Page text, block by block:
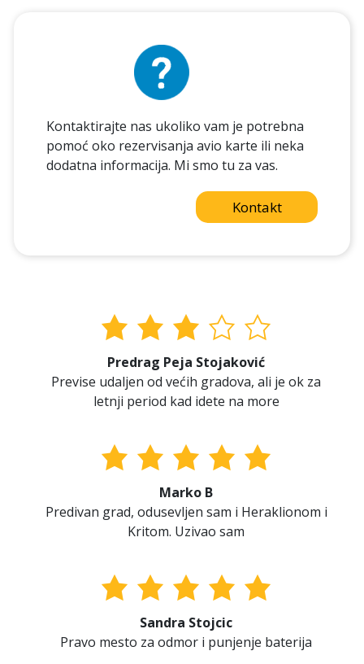
Kontaktirajte nas ukoliko vam je potrebna
pomoć oko rezervisanja avio karte ili neka
dodatna informacija. Mi smo tu za vas.
Kontakt
Predrag Peja Stojaković
Previse udaljen od većih gradova, ali je ok za
letnji period kad idete na more
Marko B
Predivan grad, odusevljen sam i Heraklionom i
Kritom. Uzivao sam
Sandra Stojcic
Pravo mesto za odmor i punjenje baterija